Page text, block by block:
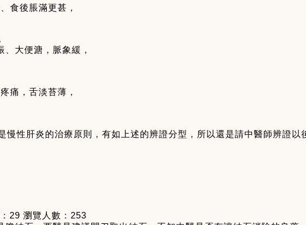
食後脹滿更甚，
大便溏，脈象緩，
痛，舌淡苔薄，
性肝炎的治療原則，有如上述的辨證分型，所以還是請中醫師辨證以
： 29 瀏覽人數： 253